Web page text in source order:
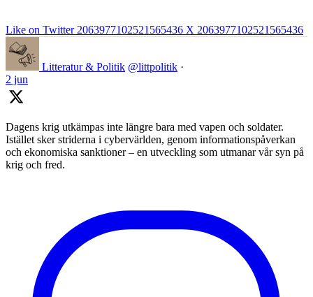
Like on Twitter 2063977102521565436 X 2063977102521565436
Litteratur & Politik @littpolitik ·
2 jun
Dagens krig utkämpas inte längre bara med vapen och soldater.
Istället sker striderna i cybervärlden, genom informationspåverkan
och ekonomiska sanktioner – en utveckling som utmanar vår syn på
krig och fred.